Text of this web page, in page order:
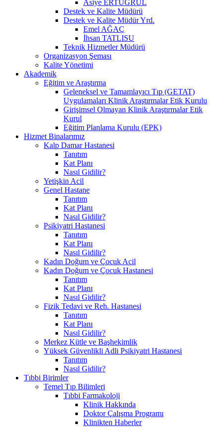
Asiye ERTUĞRUL
Destek ve Kalite Müdürü
Destek ve Kalite Müdür Yrd.
Emel AĞAÇ
İhsan TATLISU
Teknik Hizmetler Müdürü
Organizasyon Şeması
Kalite Yönetimi
Akademik
Eğitim ve Araştırma
Geleneksel ve Tamamlayıcı Tıp (GETAT)
Uygulamaları Klinik Araştırmalar Etik Kurulu
Girişimsel Olmayan Klinik Araştırmalar Etik
Kurul
Eğitim Planlama Kurulu (EPK)
Hizmet Binalarımız
Kalp Damar Hastanesi
Tanıtım
Kat Planı
Nasıl Gidilir?
Yetişkin Acil
Genel Hastane
Tanıtım
Kat Planı
Nasıl Gidilir?
Psikiyatri Hastanesi
Tanıtım
Kat Planı
Nasıl Gidilir?
Kadın Doğum ve Çocuk Acil
Kadın Doğum ve Çocuk Hastanesi
Tanıtım
Kat Planı
Nasıl Gidilir?
Fizik Tedavi ve Reh. Hastanesi
Tanıtım
Kat Planı
Nasıl Gidilir?
Merkez Kütle ve Başhekimlik
Yüksek Güvenlikli Adli Psikiyatri Hastanesi
Tanıtım
Nasıl Gidilir?
Tıbbi Birimler
Temel Tıp Bilimleri
Tıbbi Farmakoloji
Klinik Hakkında
Doktor Çalışma Programı
Klinikten Haberler